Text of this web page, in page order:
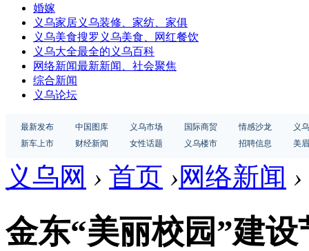
婚嫁
义乌家居义乌装修、家纺、家俱
义乌美食搜罗义乌美食、网红餐饮
义乌大全最全的义乌百科
网络新闻最新新闻、社会聚焦
综合新闻
义乌论坛
最新发布 中国图库 义乌市场 国际商贸 情感沙龙
义
新车上市
财经新闻 女性话题 义乌楼市 招聘信息 美
义乌网 › 首页 ›网络新闻 ›
金东“美丽校园”建设